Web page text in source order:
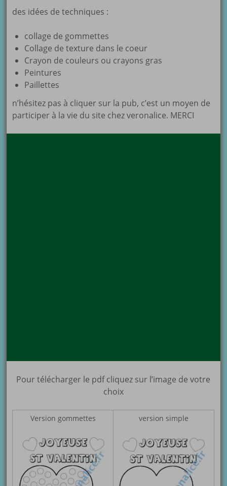
des idées de techniques :
collage de gommettes
Collage de texture dans le coeur
Crayon de couleurs ou crayons gras
Peintures
Paillettes
n’hésitez pas à cliquer sur la pub, c’est un moyen de
participer à la vie du site chez veronalice. MERCI
Pour télécharger le pdf cliquez sur l’image de votre
choix
Version gommettes version simple